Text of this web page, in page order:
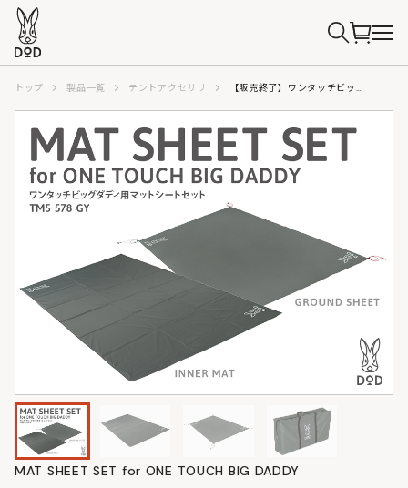
トップ 製品一覧 テントアクセサリ 【販売終了】ワンタッチビッグダディ用マットシートセット TM5-578-GY
MAT SHEET SET for ONE TOUCH BIG DADDY